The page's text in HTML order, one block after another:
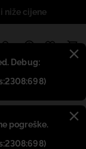
Debug:
pogreške.
niže cijene